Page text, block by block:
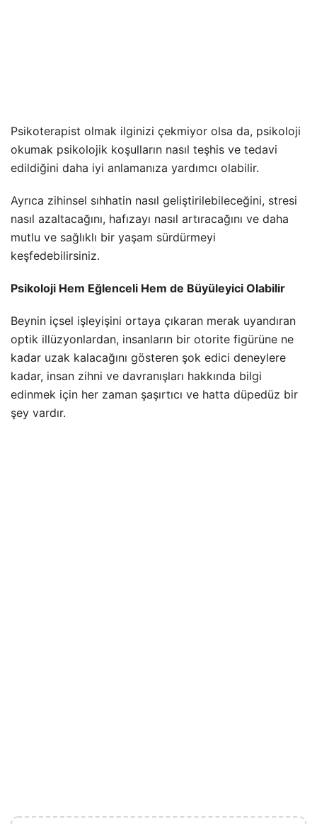
Psikoterapist olmak ilginizi çekmiyor olsa da, psikoloji
okumak psikolojik koşulların nasıl teşhis ve tedavi
edildiğini daha iyi anlamanıza yardımcı olabilir.
Ayrıca zihinsel sıhhatin nasıl geliştirilebileceğini, stresi
nasıl azaltacağını, hafızayı nasıl artıracağını ve daha
mutlu ve sağlıklı bir yaşam sürdürmeyi
keşfedebilirsiniz.
Psikoloji Hem Eğlenceli Hem de Büyüleyici Olabilir
Beynin içsel işleyişini ortaya çıkaran merak uyandıran
optik illüzyonlardan, insanların bir otorite figürüne ne
kadar uzak kalacağını gösteren şok edici deneylere
kadar, insan zihni ve davranışları hakkında bilgi
edinmek için her zaman şaşırtıcı ve hatta düpedüz bir
şey vardır.